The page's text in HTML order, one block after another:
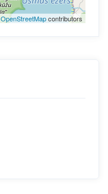
OpenStreetMapcontributors